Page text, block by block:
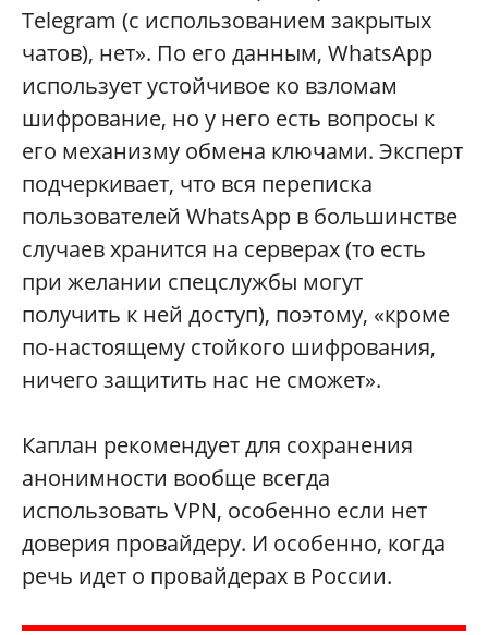
Telegram (с использованием закрытых
чатов), нет». По его данным, WhatsАpp
использует устойчивое ко взломам
шифрование, но у него есть вопросы к
его механизму обмена ключами. Эксперт
подчеркивает, что вся переписка
пользователей WhatsАpp в большинстве
случаев хранится на серверах (то есть
при желании спецслужбы могут
получить к ней доступ), поэтому, «кроме
по-настоящему стойкого шифрования,
ничего защитить нас не сможет».
Каплан рекомендует для сохранения
анонимности вообще всегда
использовать VPN, особенно если нет
доверия провайдеру. И особенно, когда
речь идет о провайдерах в России.